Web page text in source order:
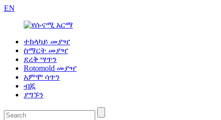
EN
ተከላካይ መያዣ
ስማርት መያዣ
ደረቅ ሣጥን
Rotomold መያዣ
አምሞ ሳጥን
ብጁ
ያግኙን